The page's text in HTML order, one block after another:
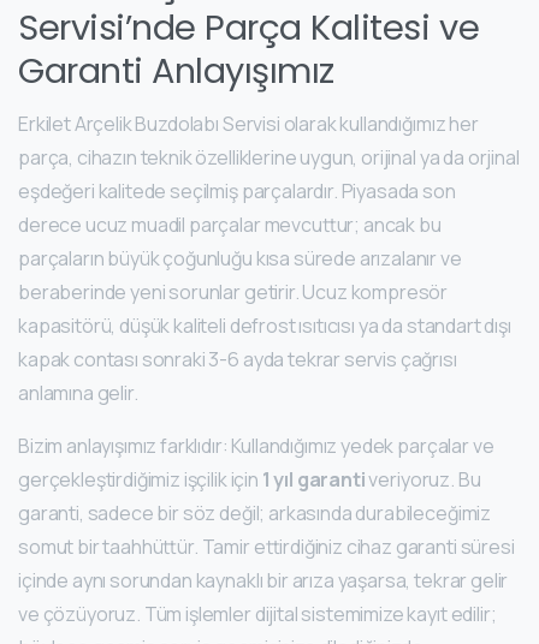
Servisi’nde Parça Kalitesi ve
Garanti Anlayışımız
Erkilet Arçelik Buzdolabı Servisi olarak kullandığımız her
parça, cihazın teknik özelliklerine uygun, orijinal ya da orjinal
eşdeğeri kalitede seçilmiş parçalardır. Piyasada son
derece ucuz muadil parçalar mevcuttur; ancak bu
parçaların büyük çoğunluğu kısa sürede arızalanır ve
beraberinde yeni sorunlar getirir. Ucuz kompresör
kapasitörü, düşük kaliteli defrost ısıtıcısı ya da standart dışı
kapak contası sonraki 3-6 ayda tekrar servis çağrısı
anlamına gelir.
Bizim anlayışımız farklıdır: Kullandığımız yedek parçalar ve
gerçekleştirdiğimiz işçilik için 1 yıl garantiveriyoruz. Bu
garanti, sadece bir söz değil; arkasında durabileceğimiz
somut bir taahhüttür. Tamir ettirdiğiniz cihaz garanti süresi
içinde aynı sorundan kaynaklı bir arıza yaşarsa, tekrar gelir
ve çözüyoruz. Tüm işlemler dijital sistemimize kayıt edilir;